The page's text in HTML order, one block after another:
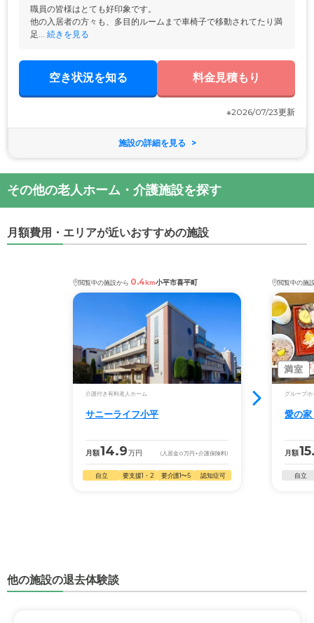
職員の皆様はとても好印象です。
他の入居者の方々も、多目的ルームまで車椅子で移動されてたり満
足... 続きを見る
空き状況を知る 料金見積もり
※2026/07/23更新
施設の詳細を見る
その他の老人ホーム・介護施設を探す
月額費用・エリアが近いおすすめの施設
閲覧中の施設から 0.4km小平市喜平町
介護付き有料老人ホーム
サニーライフ小平
月額14.9万円 (入居金0万円 +介護保険料)
自立 要支援1・2 要介護1〜5 認知症可
閲覧中の施
満室
グループホ
愛の
月額
自立
他の施設の退去体験談